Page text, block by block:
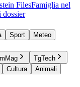
FilesFamiglia nel
dossier
Sport
Meteo
TgTech
Cultura
Animali